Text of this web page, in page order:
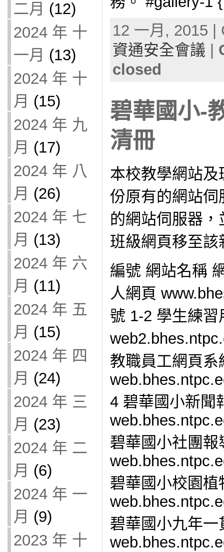
二月 (12)
2024 年 十
一月 (13)
2024 年 十
月 (15)
2024 年 九
月 (17)
2024 年 八
月 (26)
2024 年 七
月 (13)
2024 年 六
月 (11)
2024 年 五
月 (15)
2024 年 四
月 (24)
2024 年 三
月 (23)
2024 年 二
月 (6)
2024 年 一
月 (9)
2023 年 十
12 一月, 2015
資通安全會議 |
closed
碧華國小-
清冊
本校教學網站
份原有的網站
的網站伺服器
班級網頁移至
編號 網站名稱
人網頁
號 1-2 學生練習
教職員工網頁系
4 碧華國小新聞
碧華國小社團報
碧華國小校園植
碧華國小九年一